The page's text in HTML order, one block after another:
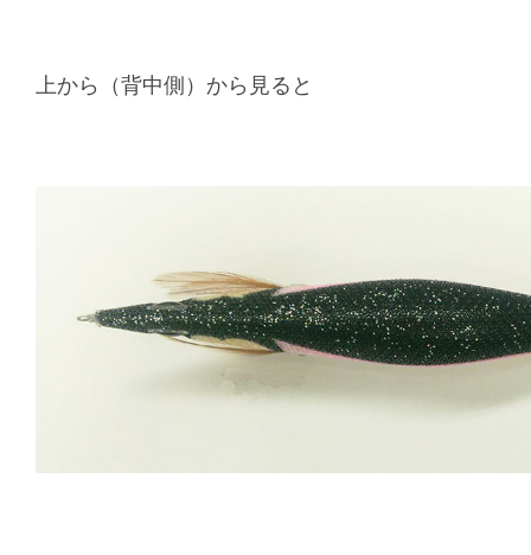
上から（背中側）から見ると